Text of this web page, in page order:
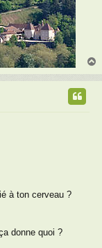
à ton cerveau ?
donne quoi ?